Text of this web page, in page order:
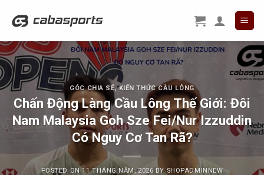
GÓC CHIA SẺ,KIẾN THỨC CẦU LÔNG
Chấn Động Làng Cầu Lông Thế Giới: Đôi
Nam Malaysia Goh Sze Fei/Nur Izzuddin
Có Nguy Cơ Tan Rã?
POSTED ON11 THÁNG NĂM, 2026 BY SHOPADMINNEW